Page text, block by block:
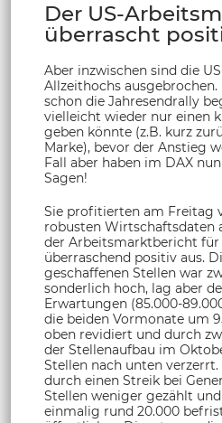
Der US-
überrascht
Aber inzwischen sind die
Allzeithochs ausgebrochen.
schon die Jahresendrally
vielleicht wieder nur einen
geben könnte (z.B. kurz
Marke), bevor der Anstieg
Fall aber haben im DAX
Sagen!
Sie profitierten am Freitag
robusten Wirtschaftsdaten
der Arbeitsmarktbericht für
überraschend positiv aus.
geschaffenen Stellen war
sonderlich hoch, lag aber
Erwartungen (85.000-
die beiden Vormonate um
oben revidiert und durch
der Stellenaufbau im
Stellen nach unten
durch einen Streik bei
Stellen weniger gezählt
einmalig rund 20.000